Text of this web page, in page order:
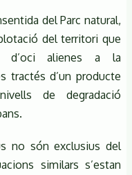
del Parc natural,
del territori que
d’oci alienes a la
tractés d’un producte
de degradació
no són exclusius del
similars s’estan